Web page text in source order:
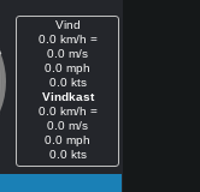
Vind
0.0 km/h =
0.0 m/s
0.0 mph
0.0 kts
Vindkast
0.0 km/h =
0.0 m/s
0.0 mph
0.0 kts